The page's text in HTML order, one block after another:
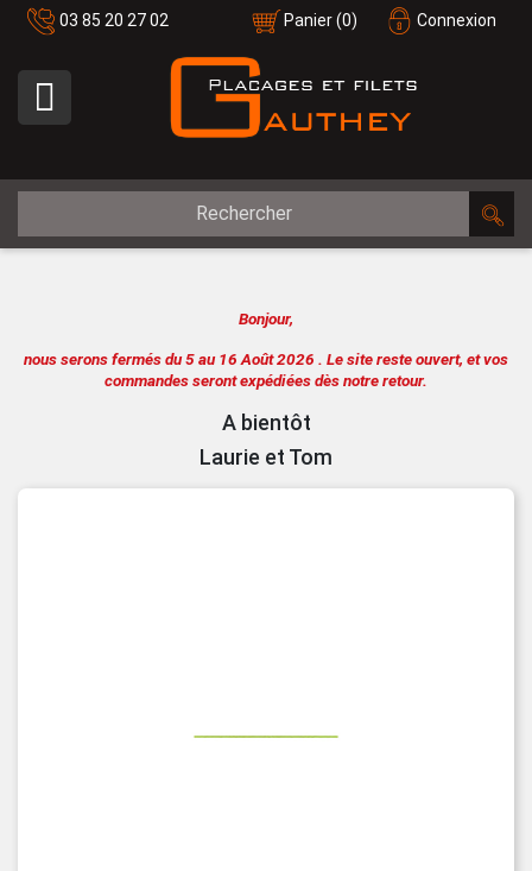
03 85 20 27 02 Connexion
Panier(0)

Bonjour,
nous serons fermés du 5 au 16 Août 2026 . Le site reste ouvert, et vos
commandes seront expédiées dès notre retour.
A bientôt
Laurie et Tom